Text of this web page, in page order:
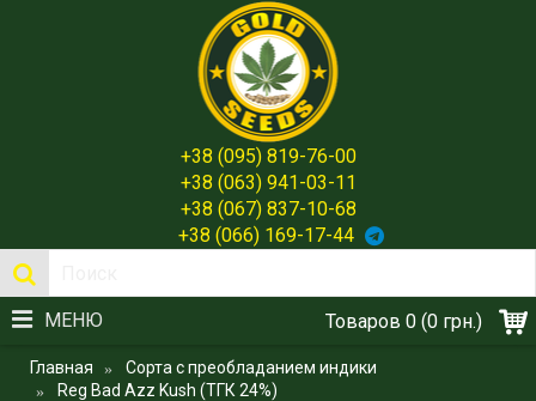
+38 (095) 819-76-00
+38 (063) 941-03-11
+38 (067) 837-10-68
+38 (066) 169-17-44
Товаров 0 (0 грн.)
МЕНЮ
Главная
Сорта с преобладанием индики
Reg Bad Azz Kush (ТГК 24%)